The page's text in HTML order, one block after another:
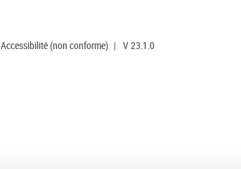
Accessibilité (non conforme) | V 23.1.0